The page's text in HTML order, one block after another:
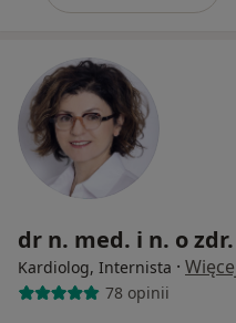
dr n. med. i n. o
Kardiolog, Internista ·
78 opinii